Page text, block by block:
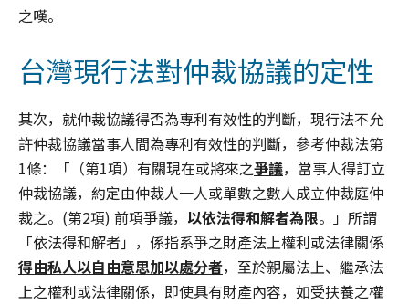
之嘆。
台灣現行法對仲裁協議的定性
其次，就仲裁協議得否為專利有效性的判斷，現行法不允
許仲裁協議當事人間為專利有效性的判斷，參考仲裁法第
1條：「（第1項）有關現在或將來之爭議，當事人得訂立
仲裁協議，約定由仲裁人一人或單數之數人成立仲裁庭仲
裁之。(第2項) 前項爭議， 以依法得和解者為限。」所謂
「依法得和解者」，係指系爭之財產法上權利或法律關係
得由私人以自由意思加以處分者，至於親屬法上、繼承法
上之權利或法律關係，即使具有財產內容，如受扶養之權